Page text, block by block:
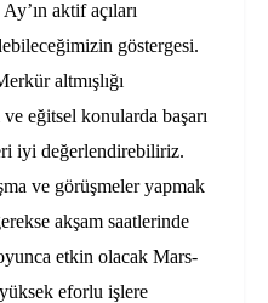
aktif açıları
göstergesi.
altmışlığı
eğitsel konularda başarı
iyi değerlendirebiliriz.
ve görüşmeler yapmak
akşam saatlerinde
etkin olacak Mars-
eforlu işlere